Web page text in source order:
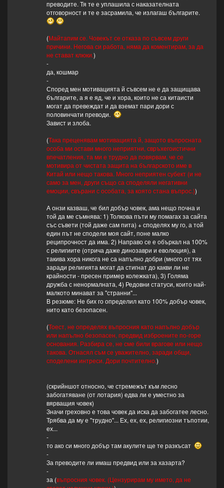
преводите. Тя те е уплашила с наказателната
отговорност и те е засрамила, че излагаш българите.
(Майтапим се. Човекът се отказа по съвсем други
причини. Негова си работа, няма да коментирам, за да
не стават клюки.)
-
да, кошмар
-
Според мен мотивацията й съвсем не е да защищава
българите, а я е яд, че и хора, които не са китаисти
могат да превеждат и да вземат пари дори с
половинчати преводи.
Завист и злоба.
(Така преценявам мотивацията й, защото въпросната
особа ми остави много неприятни, свръхегоистични
впечатления, та ми е трудно да повярвам, че се
мотивира от чистата защита на българското име в
Китай или нещо такова. Много неприятен субект (и не
само за мен, други също са споделяли негативни
емоции, свърани с особата, за която стана въпрос.))
А онзи казваш, че бил добър човек, ама нещо почна и
той да ме съмнява: 1) Толкова пъти му помагах за сайта
със съвети (той даже сам пита) + споделях му го, а той
един път не сподели моя сайт, поне малко
реципрочност да има. 2) Направо се е объркал на 100%
с религиите (отрича даже динозаври и еволюция), а
такива хора никога не са напълно добри (много от тях
заради религията могат да стигнат до какви ли не
крайности - пресен пример колежката), 3) Голяма
дружба с ненормалната, 4) Редовни статуси, които най-
малкото минават за "странни"...
В резюме: Не бих го определил като 100% добър човек,
нито като безопасен.
(Тоест, не определях въпросния като напълно добър
или напълно безопасен, предвид изброените по-горе
основания. Разбира се, не сме били врагове или нещо
такова. Отнасял съм се уважително, заради общи,
споделени интреси. Дори почтително.)
(скрийншот относно, че стремежът към лесно
забогатяване (от лотария) едва ли е уместно за
вярващия човек)
Значи греховно е това човек да иска да забогатее лесно.
Трябва да му е "трудно"... Ех, ех, ех, религиозни тъпотии,
ех...
-
то ако си много добър там акулите ще те разкъсат
-
За преводите ли имаш предвид или за хазарта?
-
за (въпросния човек. (Цензурирам му името, да не